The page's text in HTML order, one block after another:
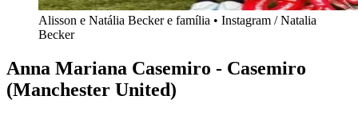
Alisson e Natália Becker e família • Instagram / Natalia
Becker
Anna Mariana Casemiro - Casemiro
(Manchester United)